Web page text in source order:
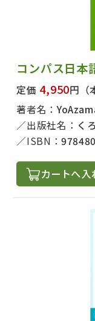
コンパス日本
定価 4,950円
著者名：
出版社名： く
ISBN：
カートへ入